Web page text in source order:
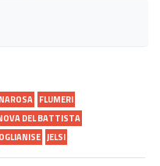
FLUMERI
DEL BATTISTA
JELSI